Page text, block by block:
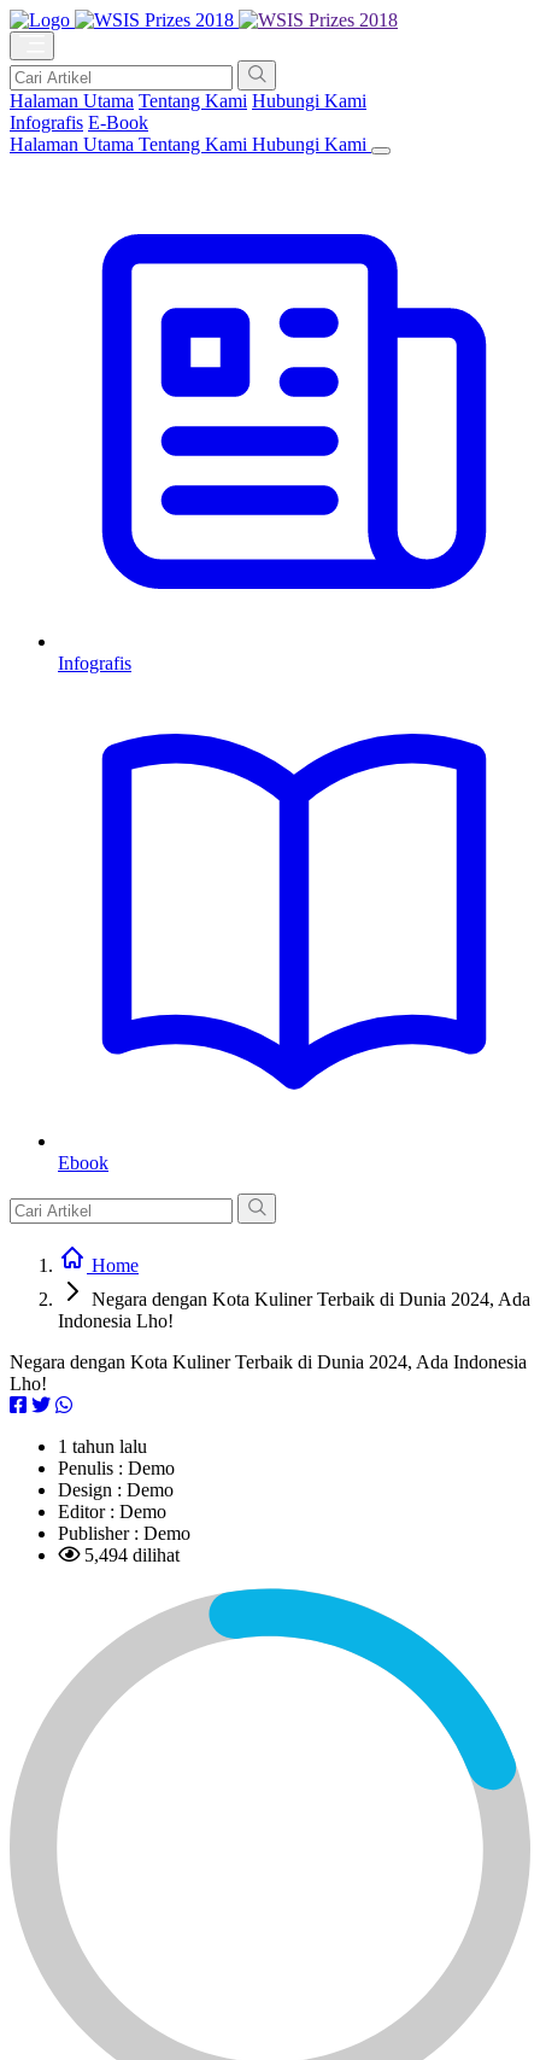
Halaman Utama Tentang Kami Hubungi Kami
Infografis E-Book
Halaman Utama Tentang Kami Hubungi Kami
Infografis
Ebook
Home
Negara dengan Kota Kuliner Terbaik di Dunia 2024, Ada
Indonesia Lho!
Negara dengan Kota Kuliner Terbaik di Dunia 2024, Ada Indonesia
Lho!
1 tahun lalu
Penulis : Demo
Design : Demo
Editor : Demo
Publisher : Demo
5,494 dilihat